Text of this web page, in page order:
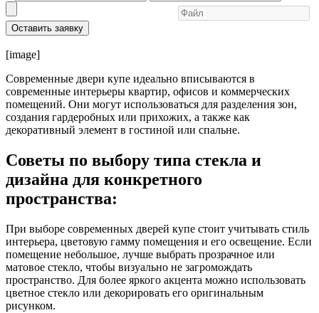
Оставить заявку
[image]
Современные двери купе идеально вписываются в
современные интерьеры квартир, офисов и коммерческих
помещений. Они могут использоваться для разделения зон,
создания гардеробных или прихожих, а также как
декоративный элемент в гостиной или спальне.
Советы по выбору типа стекла и
дизайна для конкретного
пространства:
При выборе современных дверей купе стоит учитывать стиль
интерьера, цветовую гамму помещения и его освещение. Если
помещение небольшое, лучше выбрать прозрачное или
матовое стекло, чтобы визуально не загромождать
пространство. Для более яркого акцента можно использовать
цветное стекло или декорировать его оригинальным
рисунком.